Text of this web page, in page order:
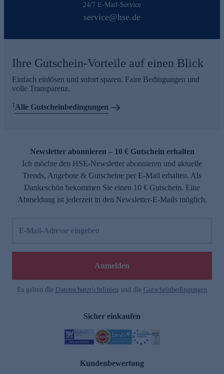
24/7 E-Mail-Service
service@hse.de
Ihre Gutschein-Vorteile auf einen Blick
Einfach einlösen und sofort sparen. Faire Bedingungen und
volle Transparenz.
1Alle Gutscheinbedingungen
Newsletter abonnieren – 10 € Gutschein erhalten
Ich möchte den HSE-Newsletter abonnieren und aktuelle
Trends, Angebote & Gutscheine per E-Mail erhalten. Als
Dankeschön bekommen Sie einen 10 € Gutschein. Eine
Abmeldung ist jederzeit in den Newsletter-E-Mails möglich.
E-Mail-Adresse eingeben
Anmelden
Es gelten die Datenschutzrichtlinien und die Gutscheinbedingungen
Sicher einkaufen
Kundenbewertung